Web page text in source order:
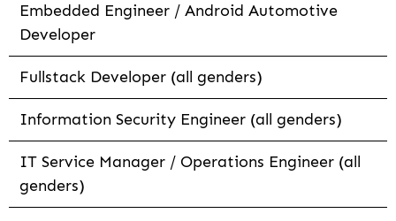
Embedded Engineer / Android Automotive
Developer
Fullstack Developer (all genders)
Information Security Engineer (all genders)
IT Service Manager / Operations Engineer (all
genders)